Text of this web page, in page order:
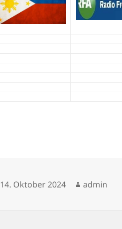
Veröffentlicht
14. Oktober 2024 Autor
admin